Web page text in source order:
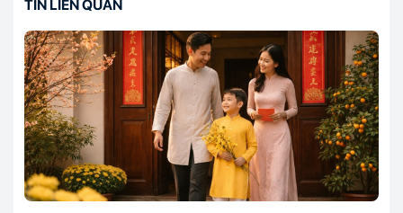
TIN LIÊN QUAN